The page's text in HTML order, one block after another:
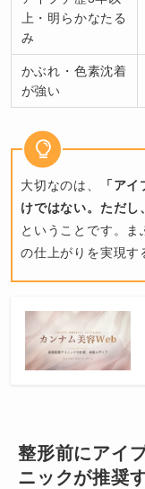
上・明らかなたる
み
かぶれ・色素沈着
が強い
大切なのは、
「ア
けではない。ただし
ということです。
の仕上がりを実現す
整形前にアイ
ニックが推奨